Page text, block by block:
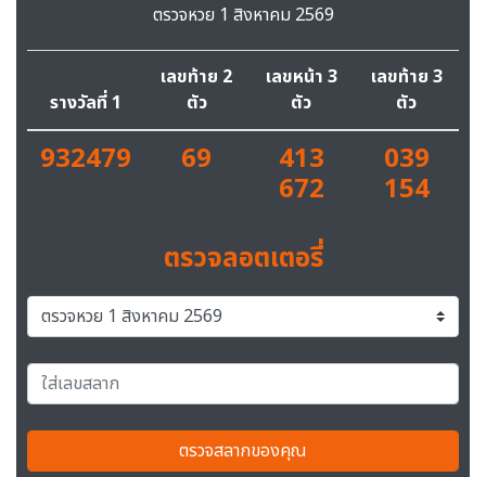
ตรวจหวย 1 สิงหาคม 2569
รางวัลที่ 1
เลขท้าย 2
ตัว
เลขหน้า 3
ตัว
เลขท้าย 3
ตัว
932479 69 413
672
039
154
ตรวจลอตเตอรี่
ตรวจสลากของคุณ